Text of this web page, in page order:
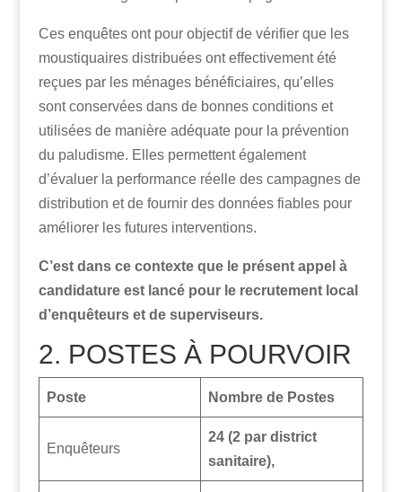
Ces enquêtes ont pour objectif de vérifier que les
moustiquaires distribuées ont effectivement été
reçues par les ménages bénéficiaires, qu’elles
sont conservées dans de bonnes conditions et
utilisées de manière adéquate pour la prévention
du paludisme. Elles permettent également
d’évaluer la performance réelle des campagnes de
distribution et de fournir des données fiables pour
améliorer les futures interventions.
C’est dans ce contexte que le présent appel à
candidature est lancé pour le recrutement local
d’enquêteurs et de superviseurs.
2. POSTES À POURVOIR
Poste Nombre de Postes
Enquêteurs
24 (2 par district
sanitaire),